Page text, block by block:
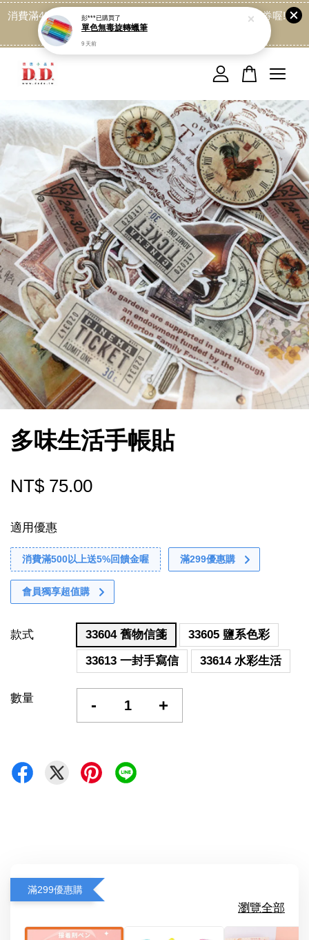
消費滿499免運喔, 記得加LINE:@dede168 領取專屬折扣券喔!
點我
多味生活手帳貼
NT$ 75.00
適用優惠
消費滿500以上送5%回饋金喔 滿299優惠購
會員獨享超值購
款式 33604 舊物信箋
33605 鹽系色彩
33613 一封手寫信
33614 水彩生活
數量 - +
滿299優惠購
瀏覽全部
您的購物車目前還是空的。
繼續購物